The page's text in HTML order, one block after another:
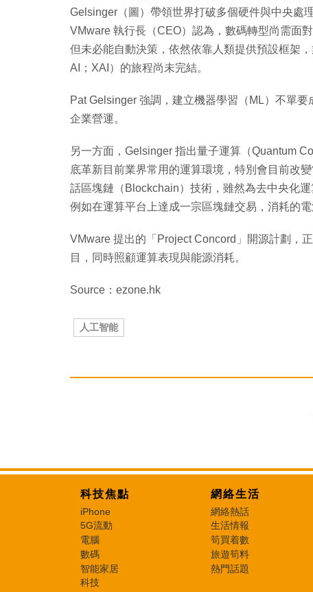
Gelsinger（圖）帶領世界打破多個硬件與中央處
VMware 執行長（CEO）認為，數碼轉型尚需面
但未必能自動決策，依然依靠人類提供預設框架
AI；XAI）的旅程尚未完結。
Pat Gelsinger 強調，建立機器學習（ML）不單
企業營運。
另一方面，Gelsinger 指出量子運算（Quantum
底革新目前業界常用的運算環境，特別會目前改
話區塊鏈（Blockchain）技術，雖然為去中央化
例如在運算平台上達成一宗區塊鏈交易，消耗的
VMware 提出的「Project Concord」開源計劃，
目，同時照顧運算表現與能源消耗。
Source：ezone.hk
人工智能
科技焦點
iPhone
5G流動
電腦
數碼
智能家居
科技
網絡生活
網絡熱話
生活情報
筍買着數
旅遊筍料
熱門話題